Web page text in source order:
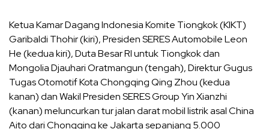
Ketua Kamar Dagang Indonesia Komite Tiongkok (KIKT)
Garibaldi Thohir (kiri), Presiden SERES Automobile Leon
He (kedua kiri), Duta Besar RI untuk Tiongkok dan
Mongolia Djauhari Oratmangun (tengah), Direktur Gugus
Tugas Otomotif Kota Chongqing Qing Zhou (kedua
kanan) dan Wakil Presiden SERES Group Yin Xianzhi
(kanan) meluncurkan tur jalan darat mobil listrik asal China
Aito dari Chongqing ke Jakarta sepanjang 5.000